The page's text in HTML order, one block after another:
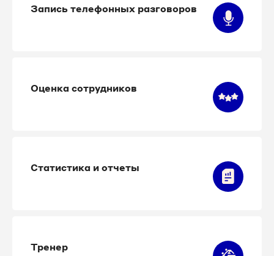
Запись телефонных разговоров
Оценка сотрудников
Статистика и отчеты
Тренер